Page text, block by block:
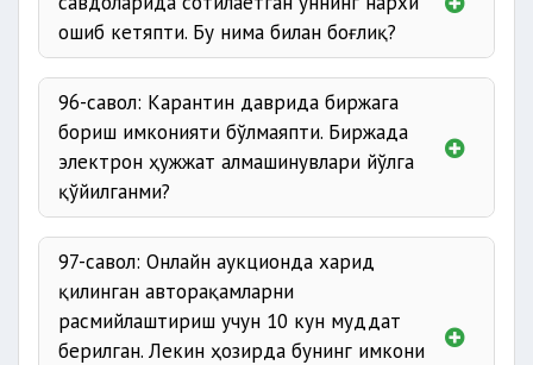
ошиб кетяпти. Бу нима билан боғлиқ?
96-савол: Карантин даврида биржага
бориш имконияти бўлмаяпти. Биржада
электрон ҳужжат алмашинувлари йўлга
қўйилганми?
97-савол: Онлайн аукционда харид
қилинган авторақамларни
расмийлаштириш учун 10 кун муддат
берилган. Лекин ҳозирда бунинг имкони